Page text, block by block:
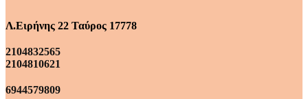
Λ.Ειρήνης 22 Ταύρος 17778
2104832565
2104810621
6944579809